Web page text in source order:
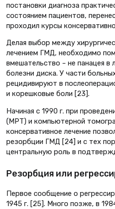
постановки диагноза
состоянием пациентов,
проходил курсы
Делая выбор между
лечением ГМД, необходимо
вмешательство – не панацея в
болезни диска. У части
рецидивируют в
и корешковые боли [23].
Начиная с 1990 г. при
(МРТ) и компьютерной
консервативное лечение
резорбции ГМД [24] и с тех
центральную роль в
Резорбция или
Первое сообщение о
1945 г. [25]. Много позже, в